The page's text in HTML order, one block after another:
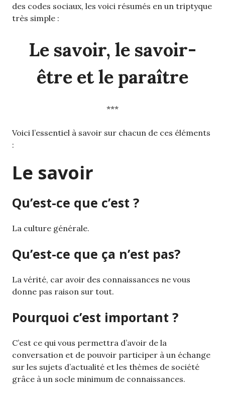
des codes sociaux, les voici résumés en un triptyque
très simple :
Le savoir, le savoir-
être et le paraître
***
Voici l’essentiel à savoir sur chacun de ces éléments
:
Le savoir
Qu’est-ce que c’est ?
La culture générale.
Qu’est-ce que ça n’est pas?
La vérité, car avoir des connaissances ne vous
donne pas raison sur tout.
Pourquoi c’est important ?
C’est ce qui vous permettra d’avoir de la
conversation et de pouvoir participer à un échange
sur les sujets d’actualité et les thèmes de société
grâce à un socle minimum de connaissances.